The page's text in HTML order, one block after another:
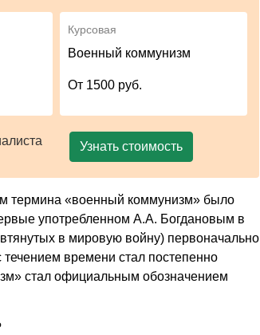
Курсовая
Военный коммунизм
От 1500 руб.
Узнать стоимость
термина «военный коммунизм» было
употребленном А.А. Богдановым в
в миро­вую войну) первоначально
течением времени стал постепенно
стал официальным обозначением